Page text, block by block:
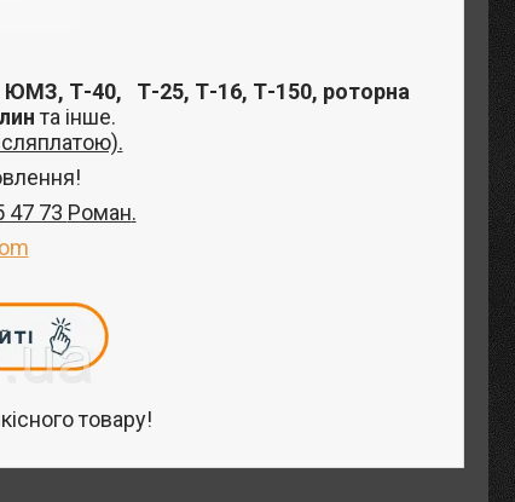
Т-40,
Т-25, Т-16, Т-150, роторна
та інше.
47 73 Роман.
товару!